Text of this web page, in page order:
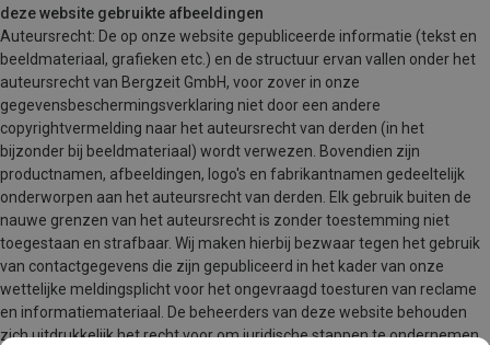
deze website gebruikte afbeeldingen
Auteursrecht: De op onze website gepubliceerde informatie (tekst en
beeldmateriaal, grafieken etc.) en de structuur ervan vallen onder het
auteursrecht van Bergzeit GmbH, voor zover in onze
gegevensbeschermingsverklaring niet door een andere
copyrightvermelding naar het auteursrecht van derden (in het
bijzonder bij beeldmateriaal) wordt verwezen. Bovendien zijn
productnamen, afbeeldingen, logo's en fabrikantnamen gedeeltelijk
onderworpen aan het auteursrecht van derden. Elk gebruik buiten de
nauwe grenzen van het auteursrecht is zonder toestemming niet
toegestaan en strafbaar. Wij maken hierbij bezwaar tegen het gebruik
van contactgegevens die zijn gepubliceerd in het kader van onze
wettelijke meldingsplicht voor het ongevraagd toesturen van reclame
en informatiemateriaal. De beheerders van deze website behouden
zich uitdrukkelijk het recht voor om juridische stappen te ondernemen